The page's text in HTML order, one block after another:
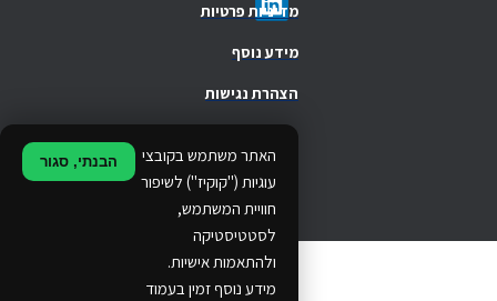
מדיניות פרטיות
האתר משתמש בקובצי
עוגיות ("קוקיז") לשיפור
חוויית המשתמש,
לסטטיסטיקה
ולהתאמות אישיות.
מידע נוסף זמין בעמוד
הבנתי, סגור
מידע נוסף
.
הצהרת נגישות
© 2024 Ethos Business. All rights reserved.